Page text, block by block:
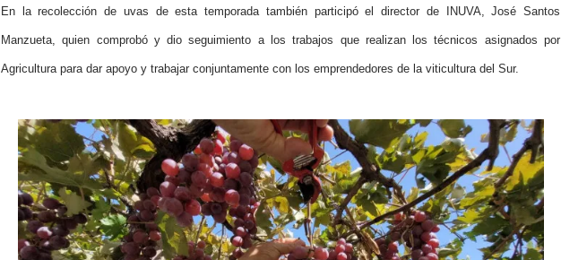
En la recolección de uvas de esta temporada también participó el director de INUVA, José Santos
Manzueta, quien comprobó y dio seguimiento a los trabajos que realizan los técnicos asignados por
Agricultura para dar apoyo y trabajar conjuntamente con los emprendedores de la viticultura del Sur.